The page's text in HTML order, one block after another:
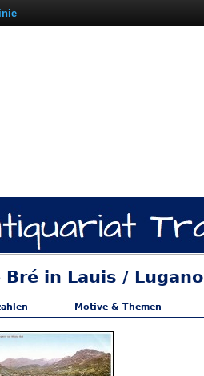
in Lauis / Lugano
Motive & Themen